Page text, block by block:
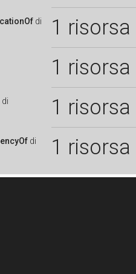
di 1 risorsa
1 risorsa
di 1 risorsa
di 1 risorsa